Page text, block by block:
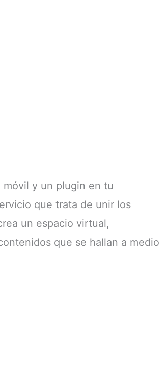
móvil y un plugin en tu
que trata de unir los
un espacio virtual,
que se hallan a medio